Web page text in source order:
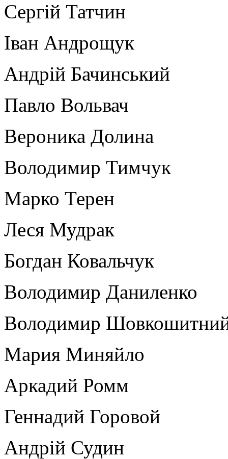
Сергій Татчин
Іван Андрощук
Андрій Бачинський
Павло Вольвач
Вероника Долина
Володимир Тимчук
Марко Терен
Леся Мудрак
Богдан Ковальчук
Володимир Даниленко
Володимир
Мария Миняйло
Аркадий Ромм
Геннадий Горовой
Андрій Судин